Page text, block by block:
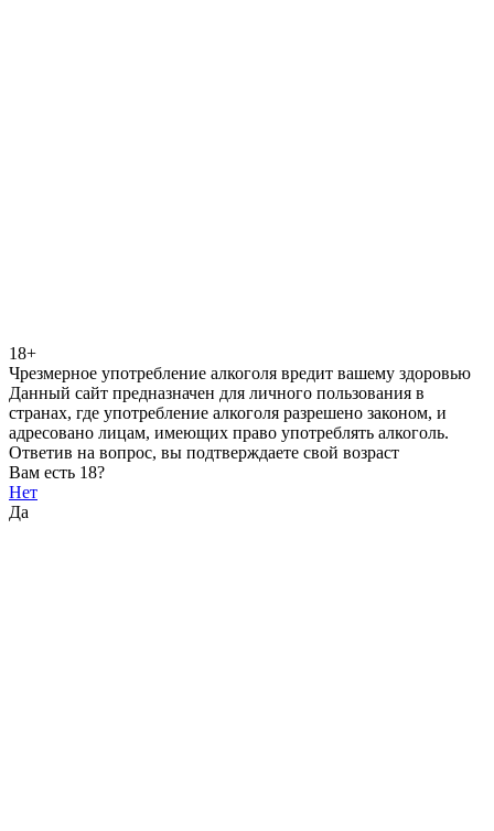
18+
Чрезмерное употребление алкоголя вредит вашему здоровью
Данный сайт предназначен для личного пользования в
странах, где употребление алкоголя разрешено законом, и
адресовано лицам, имеющих право употреблять алкоголь.
Ответив на вопрос, вы подтверждаете свой возраст
Вам есть 18?
Нет
Да